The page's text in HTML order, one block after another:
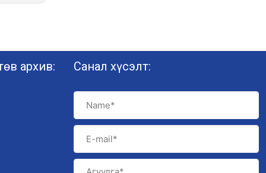
архив: Санал хүсэлт: